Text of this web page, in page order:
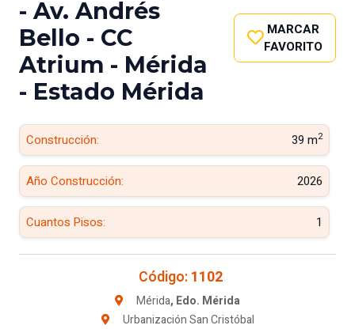
- Av. Andrés
Bello - CC
Atrium - Mérida
- Estado Mérida
MARCAR
FAVORITO
Construcción: 39 m2
Año Construcción: 2026
Cuantos Pisos: 1
Código: 1102
Mérida, Edo. Mérida
Urbanización San Cristóbal